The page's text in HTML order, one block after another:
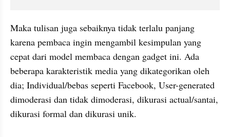
Maka tulisan juga sebaiknya tidak terlalu panjang
karena pembaca ingin mengambil kesimpulan yang
cepat dari model membaca dengan gadget ini. Ada
beberapa karakteristik media yang dikategorikan oleh
dia; Individual/bebas seperti Facebook, User-generated
dimoderasi dan tidak dimoderasi, dikurasi actual/santai,
dikurasi formal dan dikurasi unik.